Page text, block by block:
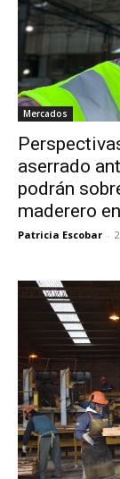
Mercados
aserrado
podrán
maderero
Patricia Escobar -